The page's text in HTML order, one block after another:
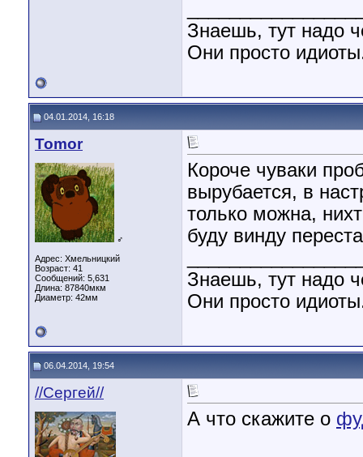
Знаешь, тут надо
Они просто
04.01.2014, 16:18
Tomor
♂
Адрес: Хмельницкий
Возраст: 41
Сообщений: 5,631
Длина: 87840мкм
Диаметр: 42мм
Короче чуваки
вырубается, в
только можна,
буду винду
Знаешь, тут надо
Они просто
06.04.2014, 19:54
//Сергей//
А что скажите о